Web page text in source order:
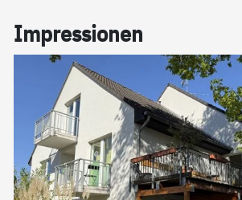
Im­pres­sio­nen